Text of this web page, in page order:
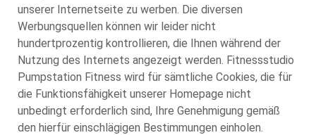
unserer Internetseite zu werben. Die diversen
Werbungsquellen können wir leider nicht
hundertprozentig kontrollieren, die Ihnen während der
Nutzung des Internets angezeigt werden. Fitnessstudio
Pumpstation Fitness wird für sämtliche Cookies, die für
die Funktionsfähigkeit unserer Homepage nicht
unbedingt erforderlich sind, Ihre Genehmigung gemäß
den hierfür einschlägigen Bestimmungen einholen.